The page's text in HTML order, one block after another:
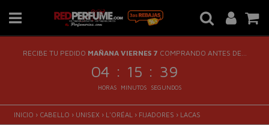
RECIBE TU PEDIDO MAÑANA VIERNES 7 COMPRANDO ANTES DE...
04 : 15 : 38
HORAS MINUTOS SEGUNDOS
INICIO › CABELLO › UNISEX › L'ORÉAL › FIJADORES › LACAS